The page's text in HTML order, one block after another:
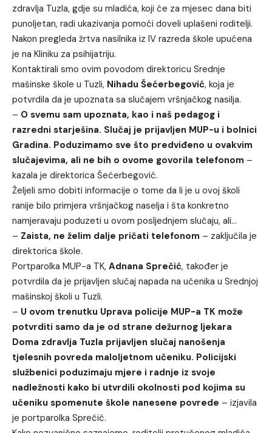
zdravlja Tuzla, gdje su mladića, koji će za mjesec dana biti
punoljetan, radi ukazivanja pomoći doveli uplašeni roditelji.
Nakon pregleda žrtva nasilnika iz IV razreda škole upućena
je na Kliniku za psihijatriju.
Kontaktirali smo ovim povodom direktoricu Srednje
mašinske škole u Tuzli, Nihadu Šećerbegović, koja je
potvrdila da je upoznata sa slučajem vršnjačkog nasilja.
– O svemu sam upoznata, kao i naš pedagog i
razredni starješina. Slučaj je prijavljen MUP-u i bolnici
Gradina. Poduzimamo sve što predviđeno u ovakvim
slučajevima, ali ne bih o ovome govorila telefonom –
kazala je direktorica Šećerbegović.
Željeli smo dobiti informacije o tome da li je u ovoj školi
ranije bilo primjera vršnjačkog naselja i šta konkretno
namjeravaju poduzeti u ovom posljednjem slučaju, ali…
– Zaista, ne želim dalje pričati telefonom – zaključila je
direktorica škole.
Portparolka MUP-a TK, Adnana Sprečić, također je
potvrdila da je prijavljen slučaj napada na učenika u Srednjoj
mašinskoj školi u Tuzli.
– U ovom trenutku Uprava policije MUP-a TK može
potvrditi samo da je od strane dežurnog ljekara
Doma zdravlja Tuzla prijavljen slučaj nanošenja
tjelesnih povreda maloljetnom učeniku. Policijski
službenici poduzimaju mjere i radnje iz svoje
nadležnosti kako bi utvrdili okolnosti pod kojima su
učeniku spomenute škole nanesene povrede – izjavila
je portparolka Sprečić.